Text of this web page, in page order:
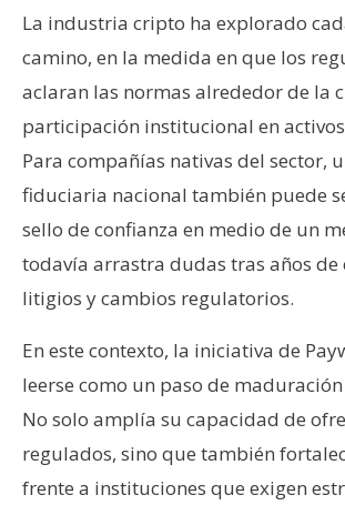
La industria cripto ha explorado
camino, en la medida en que los
aclaran las normas alrededor de la
participación institucional en
Para compañías nativas del sector,
fiduciaria nacional también puede
sello de confianza en medio de un
todavía arrastra dudas tras años de
litigios y cambios regulatorios.
En este contexto, la iniciativa de
leerse como un paso de
No solo amplía su capacidad de
regulados, sino que también
frente a instituciones que exigen